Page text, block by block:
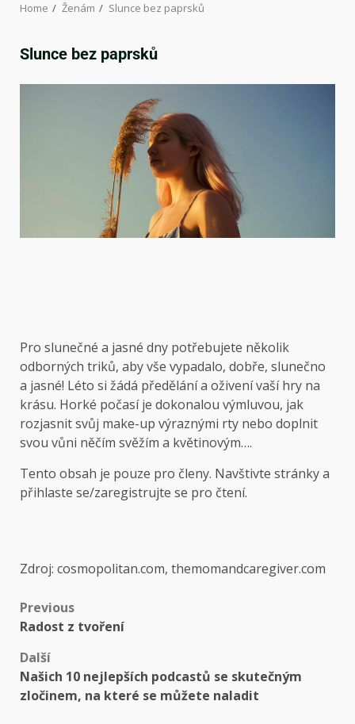
Home Ženám Slunce bez paprsků
Slunce bez paprsků
Pro slunečné a jasné dny potřebujete několik
odborných triků, aby vše vypadalo, dobře, slunečno
a jasné! Léto si žádá předělání a oživení vaší hry na
krásu. Horké počasí je dokonalou výmluvou, jak
rozjasnit svůj make-up výraznými rty nebo doplnit
svou vůni něčím svěžím a květinovým….
Tento obsah je pouze pro členy. Navštivte stránky a
přihlaste se/zaregistrujte se pro čtení.
Zdroj: cosmopolitan.com, themomandcaregiver.com
Previous
Radost z tvoření
Další
Našich 10 nejlepších podcastů se skutečným
zločinem, na které se můžete naladit